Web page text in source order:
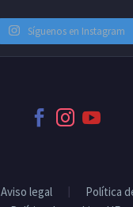
Síguenos en Instagram
Aviso legal
Política